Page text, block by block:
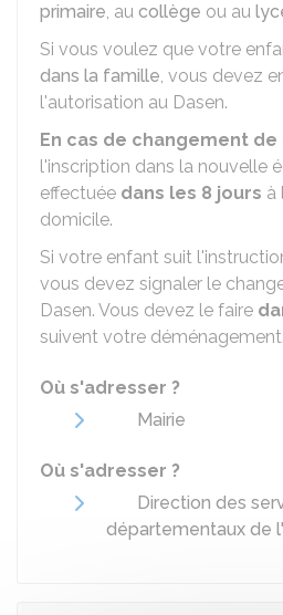
primaire, au collège ou au
Si vous voulez que votre
dans la famille, vous devez
l'autorisation au Dasen.
En cas de changement
l'inscription dans la nouvelle
effectuée dans les 8 jours à
domicile.
Si votre enfant suit
vous devez signaler le
Dasen. Vous devez le faire
suivent votre déménagement.
Où s'adresser ?
Mairie
Où s'adresser ?
Direction des
départementaux de